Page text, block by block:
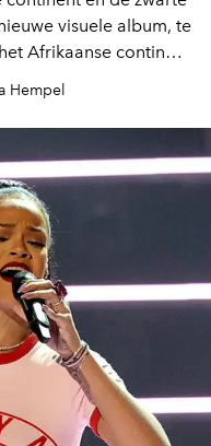
visuele album, te
Afrikaanse continent
voor
door de hotste
je klaar.
Hempel